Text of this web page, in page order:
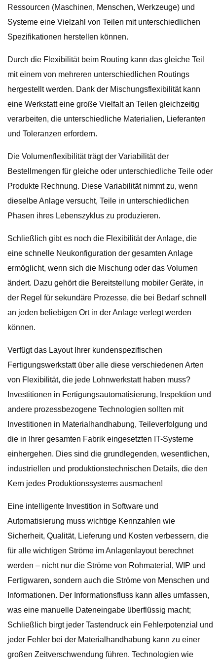
Ressourcen (Maschinen, Menschen, Werkzeuge) und
Systeme eine Vielzahl von Teilen mit unterschiedlichen
Spezifikationen herstellen können.
Durch die Flexibilität beim Routing kann das gleiche Teil
mit einem von mehreren unterschiedlichen Routings
hergestellt werden. Dank der Mischungsflexibilität kann
eine Werkstatt eine große Vielfalt an Teilen gleichzeitig
verarbeiten, die unterschiedliche Materialien, Lieferanten
und Toleranzen erfordern.
Die Volumenflexibilität trägt der Variabilität der
Bestellmengen für gleiche oder unterschiedliche Teile oder
Produkte Rechnung. Diese Variabilität nimmt zu, wenn
dieselbe Anlage versucht, Teile in unterschiedlichen
Phasen ihres Lebenszyklus zu produzieren.
Schließlich gibt es noch die Flexibilität der Anlage, die
eine schnelle Neukonfiguration der gesamten Anlage
ermöglicht, wenn sich die Mischung oder das Volumen
ändert. Dazu gehört die Bereitstellung mobiler Geräte, in
der Regel für sekundäre Prozesse, die bei Bedarf schnell
an jeden beliebigen Ort in der Anlage verlegt werden
können.
Verfügt das Layout Ihrer kundenspezifischen
Fertigungswerkstatt über alle diese verschiedenen Arten
von Flexibilität, die jede Lohnwerkstatt haben muss?
Investitionen in Fertigungsautomatisierung, Inspektion und
andere prozessbezogene Technologien sollten mit
Investitionen in Materialhandhabung, Teileverfolgung und
die in Ihrer gesamten Fabrik eingesetzten IT-Systeme
einhergehen. Dies sind die grundlegenden, wesentlichen,
industriellen und produktionstechnischen Details, die den
Kern jedes Produktionssystems ausmachen!
Eine intelligente Investition in Software und
Automatisierung muss wichtige Kennzahlen wie
Sicherheit, Qualität, Lieferung und Kosten verbessern, die
für alle wichtigen Ströme im Anlagenlayout berechnet
werden – nicht nur die Ströme von Rohmaterial, WIP und
Fertigwaren, sondern auch die Ströme von Menschen und
Informationen. Der Informationsfluss kann alles umfassen,
was eine manuelle Dateneingabe überflüssig macht;
Schließlich birgt jeder Tastendruck ein Fehlerpotenzial und
jeder Fehler bei der Materialhandhabung kann zu einer
großen Zeitverschwendung führen. Technologien wie